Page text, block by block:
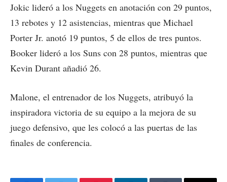
Jokic lideró a los Nuggets en anotación con 29 puntos,
13 rebotes y 12 asistencias, mientras que Michael
Porter Jr. anotó 19 puntos, 5 de ellos de tres puntos.
Booker lideró a los Suns con 28 puntos, mientras que
Kevin Durant añadió 26.
Malone, el entrenador de los Nuggets, atribuyó la
inspiradora victoria de su equipo a la mejora de su
juego defensivo, que les colocó a las puertas de las
finales de conferencia.